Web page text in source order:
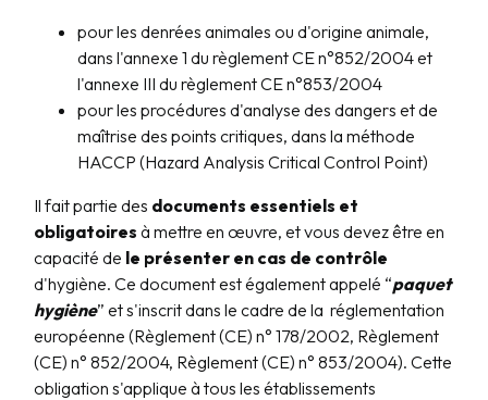
pour les denrées animales ou d'origine animale,
dans l'annexe 1 du règlement CE n°852/2004 et
l'annexe III du règlement CE n°853/2004
pour les procédures d'analyse des dangers et de
maîtrise des points critiques, dans la méthode
HACCP (Hazard Analysis Critical Control Point)
Il fait partie des documents essentiels et
obligatoires à mettre en œuvre, et vous devez être en
capacité de le présenter en cas de contrôle
d'hygiène. Ce document est également appelé “paquet
hygiène” et s'inscrit dans le cadre de la réglementation
européenne (Règlement (CE) n° 178/2002, Règlement
(CE) n° 852/2004, Règlement (CE) n° 853/2004). Cette
obligation s'applique à tous les établissements